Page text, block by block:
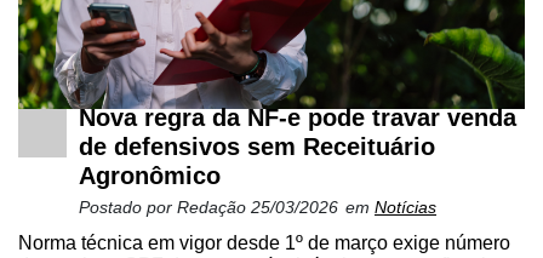
Nova regra da NF-e pode travar venda
de defensivos sem Receituário
Agronômico
Postado por Redação 25/03/2026 em Notícias
Norma técnica em vigor desde 1º de março exige número